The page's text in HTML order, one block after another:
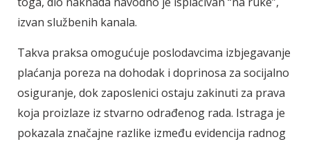
izvan službenih kanala.
Takva praksa omogućuje poslodavcima izbjegavanje
plaćanja poreza na dohodak i doprinosa za socijalno
osiguranje, dok zaposlenici ostaju zakinuti za prava
koja proizlaze iz stvarno odrađenog rada. Istraga je
pokazala značajne razlike između evidencija radnog